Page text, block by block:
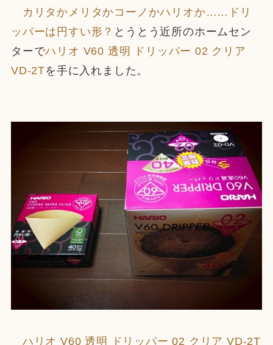
カリタかメリタかコーノかハリオか……ドリ
ッパーは円すい形？ とうとう近所のホームセン
ターでハリオ V60 透明 ドリッパー 02 クリア
VD-2Tを手に入れました。
ハリオ V60 透明 ドリッパー 02 クリア VD-2T